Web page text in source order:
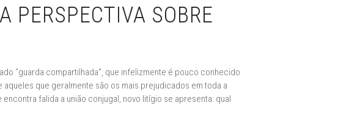
PERSPECTIVA SOBRE
“guarda compartilhada”, que infelizmente é pouco conhecido
que geralmente são os mais prejudicados em toda a
falida a união conjugal, novo litígio se apresenta: qual